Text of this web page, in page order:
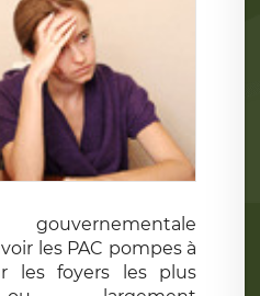
les PAC pompes à
les foyers les plus